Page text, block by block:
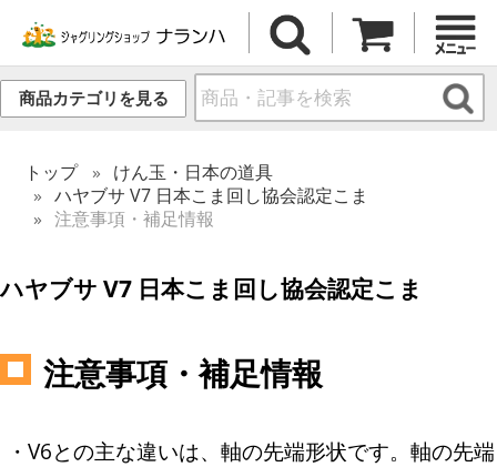
商品カテゴリを見る
トップ
けん玉・日本の道具
ハヤブサ V7 日本こま回し協会認定こま
注意事項・補足情報
ハヤブサ V7 日本こま回し協会認定こま
注意事項・補足情報
・V6との主な違いは、軸の先端形状です。軸の先端